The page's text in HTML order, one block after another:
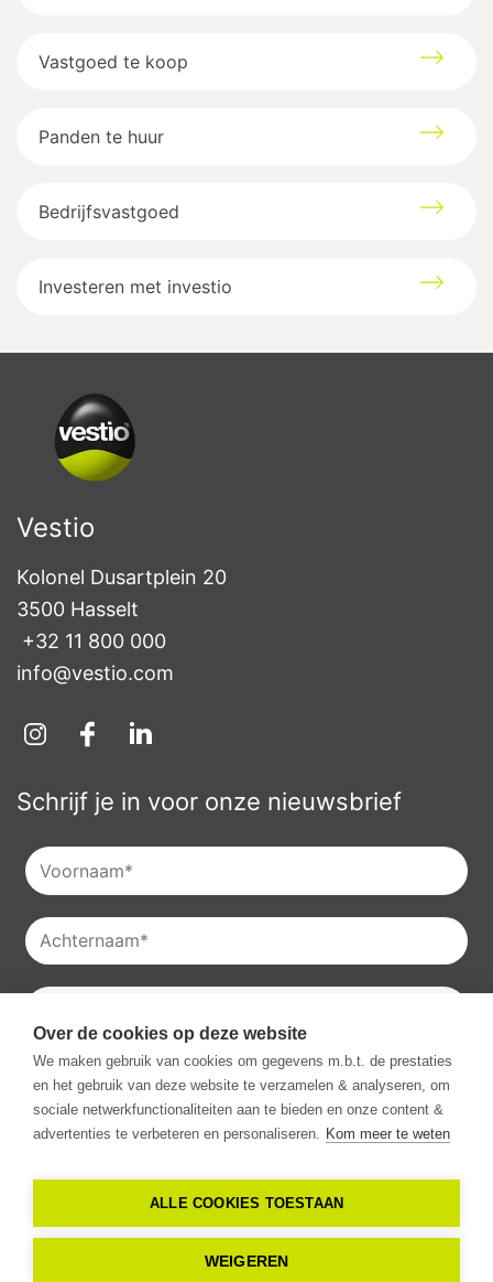
3560Lummen
Vastgoed te koop
Panden te huur
Bedrijfsvastgoed
Investeren met investio
Vestio
Kolonel Dusartplein 20
3500 Hasselt
+32 11 800 000
info@vestio.com
Schrijf je in voor onze nieuwsbrief
Je kan onzeprivacyverklaringraadplegen en je kan je ook
altijd uitschrijven voor onze nieuwsbrieven.
Ik ga akkoord met het ontvangen van communicatie van
Vestio.*
Vestio. Alle rechten
Over de cookies op deze website
We maken gebruik van cookies om gegevens m.b.t. de prestaties
en het gebruik van deze website te verzamelen & analyseren, om
sociale netwerkfunctionaliteiten aan te bieden en onze content &
advertenties te verbeteren en personaliseren. Kom meer te weten
ALLE COOKIES TOESTAAN
WEIGEREN